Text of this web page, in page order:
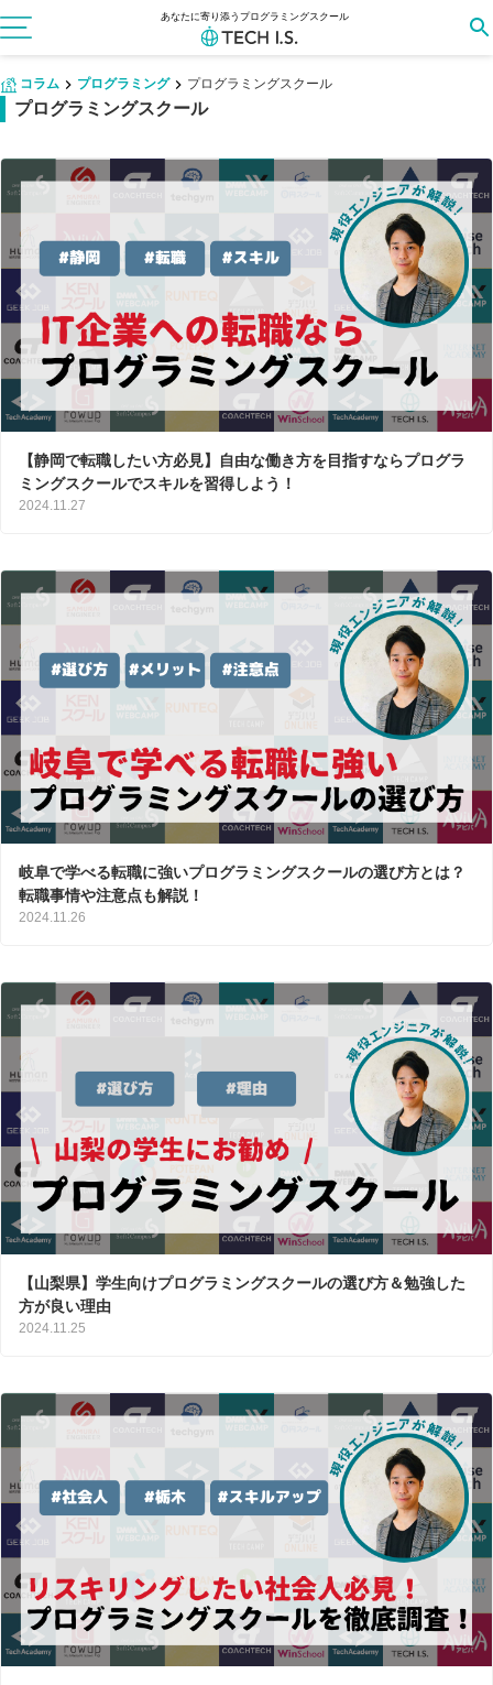
あなたに寄り添うプログラミングスクール
コラム プログラミング プログラミングスクール
プログラミングスクール
【静岡で転職したい方必見】自由な働き方を目指すならプログラ
ミングスクールでスキルを習得しよう！
2024.11.27
岐阜で学べる転職に強いプログラミングスクールの選び方とは？
転職事情や注意点も解説！
2024.11.26
【山梨県】学生向けプログラミングスクールの選び方＆勉強した
方が良い理由
2024.11.25